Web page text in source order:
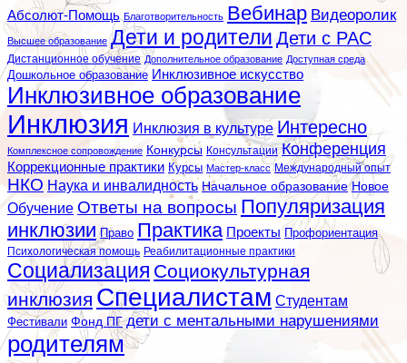
Абсолют-Помощь Благотворительность Вебинар Видеоролик
Высшее образование Дети и родители Дети с РАС
Дистанционное обучение Дополнительное образование Доступная среда
Дошкольное образование Инклюзивное искусство
Инклюзивное образование
Инклюзия Инклюзия в культуре Интересно
Комплексное сопровождение Конкурсы Консультации Конференция
Коррекционные практики Курсы Мастер-класс Международный опыт
НКО Наука и инвалидность Начальное образование Новое
Обучение Ответы на вопросы Популяризация
инклюзии Право Практика Проекты Профориентация
Психологическая помощь Реабилитационные практики
Социализация Социокультурная
инклюзия Специалистам Студентам
Фестивали Фонд ПГ дети с ментальными нарушениями
родителям